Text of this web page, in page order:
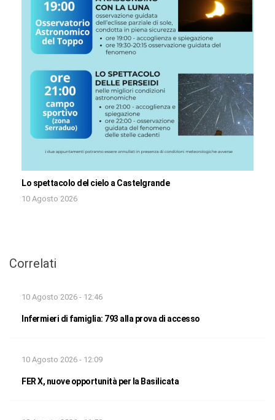
Lo spettacolo del cielo a Castelgrande
10 Agosto 2026
Correlati
10 Agosto 2026 - 12:46
Infermieri di famiglia: 793 alla prova di accesso
10 Agosto 2026 - 12:09
FER X, nuove opportunità per la Basilicata